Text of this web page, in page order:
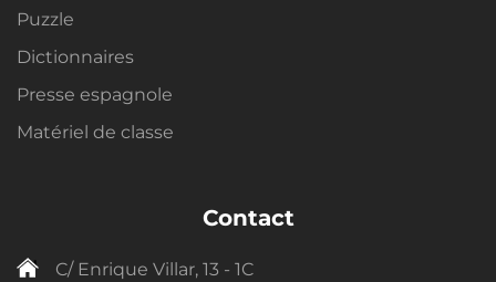
Puzzle
Dictionnaires
Presse espagnole
Matériel de classe
Contact
C/ Enrique Villar, 13 - 1C